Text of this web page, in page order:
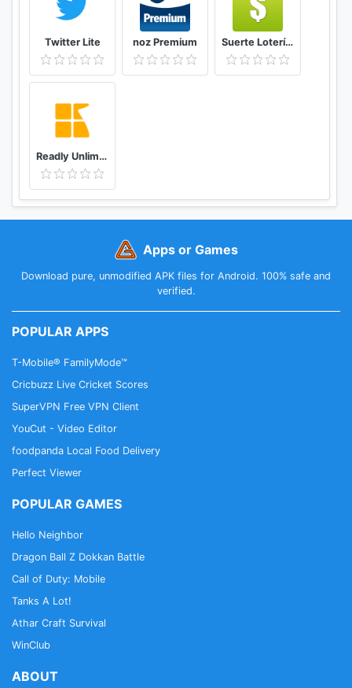
Twitter Lite noz Premium Suerte Lotería Resultado de la Lotería de Panamá
Readly Unlimited Magazine Reading
Apps or Games
Download pure, unmodified APK files for Android. 100% safe and
verified.
POPULAR APPS
T-Mobile® FamilyMode™
Cricbuzz Live Cricket Scores
SuperVPN Free VPN Client
YouCut - Video Editor
foodpanda Local Food Delivery
Perfect Viewer
POPULAR GAMES
Hello Neighbor
Dragon Ball Z Dokkan Battle
Call of Duty: Mobile
Tanks A Lot!
Athar Craft Survival
WinClub
ABOUT